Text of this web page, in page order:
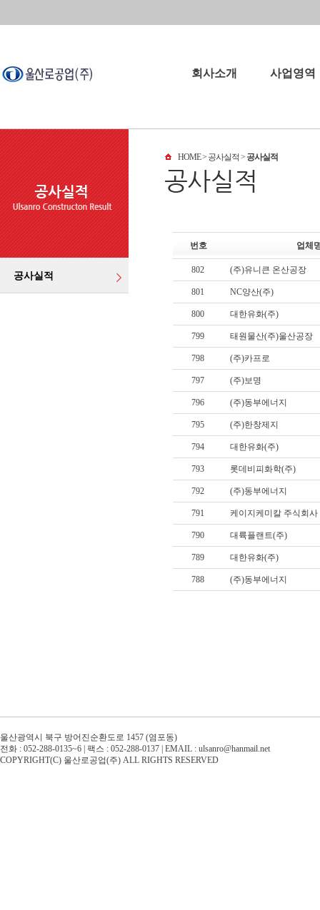
회사소개 사업영역
오시는길
공사실적
HOME> 공사실적 > 공사실적
번호 업체
802 (주)유니큰 온산공장
801 NC양산(주)
800 대한유화(주)
799 태원물산(주)울산공장
798 (주)카프로
797 (주)보명
796 (주)동부에너지
795 (주)한창제지
794 대한유화(주)
793 롯데비피화학(주)
792 (주)동부에너지
791 케이지케미칼 주식회사
790 대륙플랜트(주)
789 대한유화(주)
788 (주)동부에너지
울산광역시 북구 방어진순환도로 1457 (염포동)
전화 : 052-288-0135~6 | 팩스 : 052-288-0137 | EMAIL : ulsanro@hanmail.net
COPYRIGHT(C) 울산로공업(주) ALL RIGHTS RESERVED